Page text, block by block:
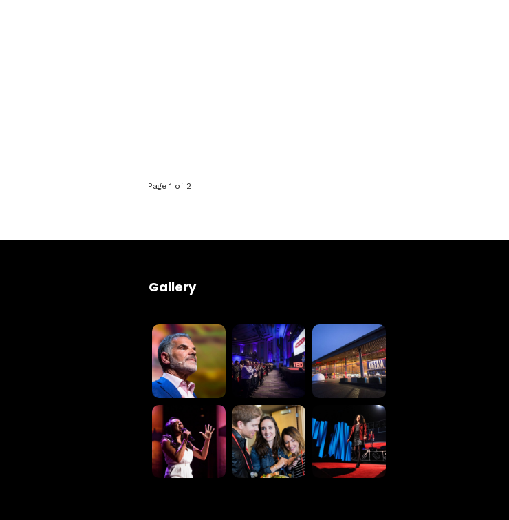
Page 1 of 2
Gallery